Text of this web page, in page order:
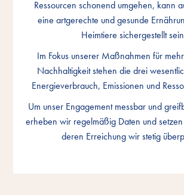
Ressourcen schonend umgehen, kann
eine artgerechte und gesunde
Heimtiere sichergestellt
Im Fokus unserer Maßnahmen für
Nachhaltigkeit stehen die drei
Energieverbrauch, Emissionen und
Um unser Engagement messbar und
erheben wir regelmäßig Daten und
deren Erreichung wir stetig
Ressourcen schonend umgehen, kann
eine artgerechte und gesunde
Heimtiere sichergestellt
Im Fokus unserer Maßnahmen für
Nachhaltigkeit stehen die drei
Energieverbrauch, Emissionen und
Um unser Engagement messbar und
erheben wir regelmäßig Daten und
deren Erreichung wir stetig
Ressourcen schonend umgehen, kann
eine artgerechte und gesunde
Heimtiere sichergestellt
Im Fokus unserer Maßnahmen für
Nachhaltigkeit stehen die drei
Energieverbrauch, Emissionen und
Um unser Engagement messbar und
erheben wir regelmäßig Daten und
deren Erreichung wir stetig